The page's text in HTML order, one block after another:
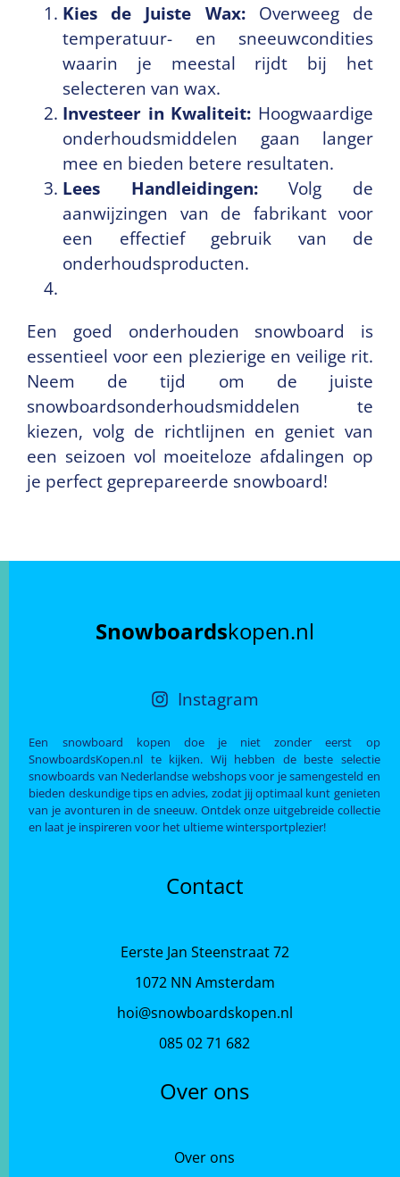
Kies de Juiste Wax:Overweeg de
temperatuur- en sneeuwcondities
waarin je meestal rijdt bij het
selecteren van wax.
Investeer in Kwaliteit: Hoogwaardige
onderhoudsmiddelen gaan langer
mee en bieden betere resultaten.
Lees Handleidingen:Volg de
aanwijzingen van de fabrikant voor
een effectief gebruik van de
onderhoudsproducten.
Een goed onderhouden snowboard is
essentieel voor een plezierige en veilige rit.
Neem de tijd om de juiste
snowboardsonderhoudsmiddelen te
kiezen, volg de richtlijnen en geniet van
een seizoen vol moeiteloze afdalingen op
je perfect geprepareerde snowboard!
Snowboardskopen.nl
Instagram
Een snowboard kopen doe je niet zonder eerst op
SnowboardsKopen.nl te kijken. Wij hebben de beste selectie
snowboards van Nederlandse webshops voor je samengesteld en
bieden deskundige tips en advies, zodat jij optimaal kunt genieten
van je avonturen in de sneeuw. Ontdek onze uitgebreide collectie
en laat je inspireren voor het ultieme wintersportplezier!
Contact
Eerste Jan Steenstraat 72
1072 NN Amsterdam
hoi@snowboardskopen.nl
085 02 71 682
Over ons
Over ons